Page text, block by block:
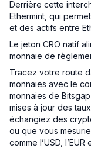
Derrière cette
Ethermint, qui
et des actifs entre
Le jeton CRO natif
monnaie de
Tracez votre route
monnaies avec le
monnaies de
mises à jour des
échangiez des
ou que vous
comme l’USD,